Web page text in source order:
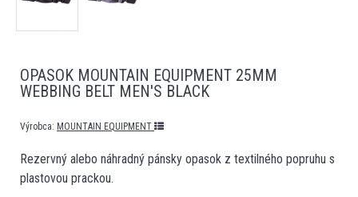
OPASOK MOUNTAIN EQUIPMENT 25MM
WEBBING BELT MEN'S BLACK
Výrobca: MOUNTAIN EQUIPMENT
Rezervný alebo náhradný pánsky opasok z textilného popruhu s
plastovou prackou.